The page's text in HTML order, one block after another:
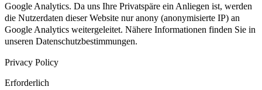
Google Analytics. Da uns Ihre Privatspäre ein Anliegen ist, werden
die Nutzerdaten dieser Website nur anony (anonymisierte IP) an
Google Analytics weitergeleitet. Nähere Informationen finden Sie in
unseren Datenschutzbestimmungen.
Privacy Policy
Erforderlich